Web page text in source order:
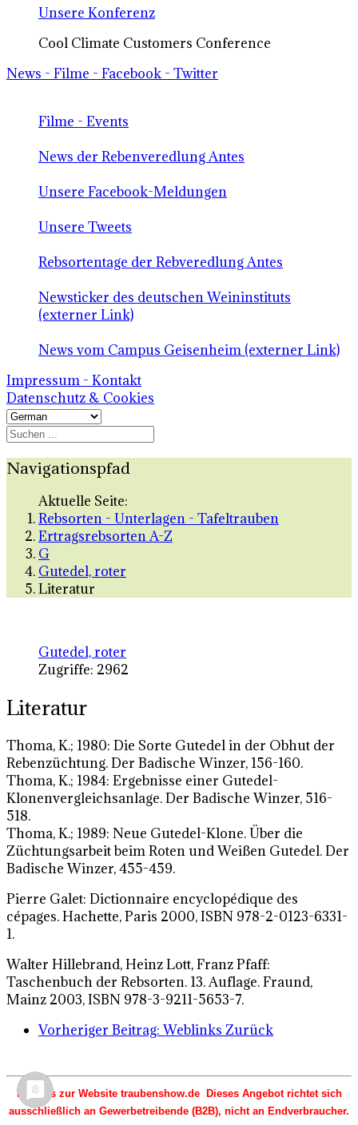
Unsere Konferenz
Cool Climate Customers Conference
News - Filme - Facebook - Twitter
Filme - Events
News der Rebenveredlung Antes
Unsere Facebook-Meldungen
Unsere Tweets
Rebsortentage der Rebveredlung Antes
Newsticker des deutschen Weininstituts
(externer Link)
News vom Campus Geisenheim (externer Link)
Impressum - Kontakt
Datenschutz & Cookies
Navigationspfad
Aktuelle Seite:
Rebsorten - Unterlagen - Tafeltrauben
Ertragsrebsorten A-Z
G
Gutedel, roter
Literatur
Gutedel, roter
Zugriffe: 2962
Literatur
Thoma, K.; 1980: Die Sorte Gutedel in der Obhut der
Rebenzüchtung. Der Badische Winzer, 156-160.
Thoma, K.; 1984: Ergebnisse einer Gutedel-
Klonenvergleichsanlage. Der Badische Winzer, 516-
518.
Thoma, K.; 1989: Neue Gutedel-Klone. Über die
Züchtungsarbeit beim Roten und Weißen Gutedel. Der
Badische Winzer, 455-459.
Pierre Galet: Dictionnaire encyclopédique des
cépages. Hachette, Paris 2000, ISBN 978-2-0123-6331-
1.
Walter Hillebrand, Heinz Lott, Franz Pfaff:
Taschenbuch der Rebsorten. 13. Auflage. Fraund,
Mainz 2003, ISBN 978-3-9211-5653-7.
Vorheriger Beitrag: Weblinks Zurück
Hinweis zur Website traubenshow.de Dieses Angebot richtet sich
ausschließlich an Gewerbetreibende (B2B), nicht an Endverbraucher.